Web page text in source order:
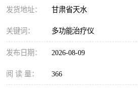
发货地址： 甘肃省天水
关键词： 多功能治疗仪
发布日期： 2026-08-09
阅 读 量： 366